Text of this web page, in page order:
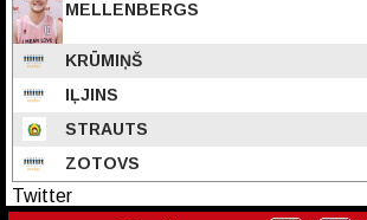
MELLENBERGS
KRŪMIŅŠ
IĻJINS
STRAUTS
ZOTOVS
Twitter